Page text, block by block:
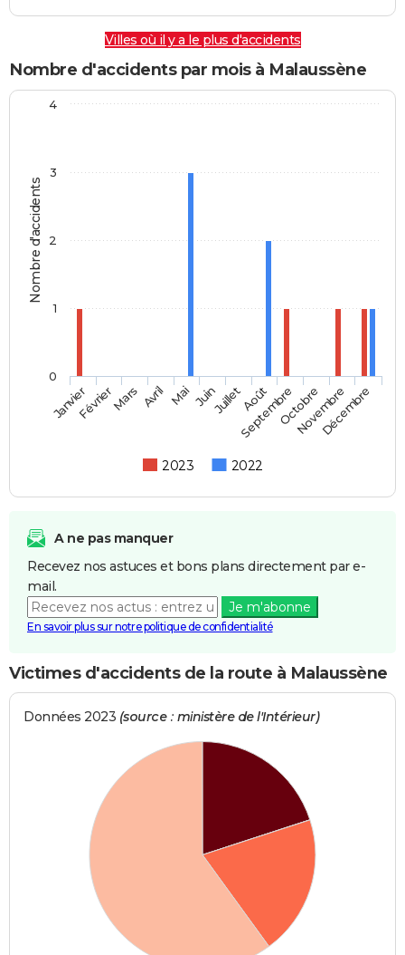
Villes où il y a le plus d'accidents
Nombre d'accidents par mois à Malaussène
Nombre d'accidents
2023 2022
JanvierFévrierMars Avril Mai JuinJuilletAoût
SeptembreOctobre
Novembre
Décembre
0
1
2
3
4
A ne pas manquer
Recevez nos astuces et bons plans directement par e-
mail.
Je m'abonne
En savoir plus sur notre politique de confidentialité
Victimes d'accidents de la route à Malaussène
Données 2023 (source : ministère de l'Intérieur)